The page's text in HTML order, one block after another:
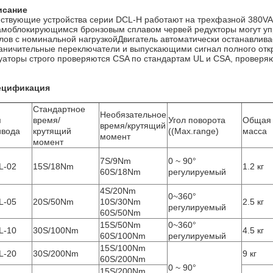
устройства серии DCL-H работают на трехфазной
бронзовым сплавом червей редукторы могут
с номинальной нагрузкойДвигатель автоматически
переключатели и выпускающими сигнал полного
строго проверяются CSA по стандартам UL и CSA,
Стандартное
время/
крутящий
момент
Необязательное
время/крутящий
момент
Угол поворота
((Max.range)
Общая
масса
02 15S/18Nm
7S/9Nm
60S/18Nm
0 ~ 90°
регулируемый
1.2 кг
05 20S/50Nm
4S/20Nm
10S/30Nm
60S/50Nm
0~360°
регулируемый
2.5 кг
10 30S/100Nm
15S/50Nm
60S/100Nm
0~360°
регулируемый
4.5 кг
20 30S/200Nm
15S/100Nm
60S/200Nm
0 ~ 90°
9 кг